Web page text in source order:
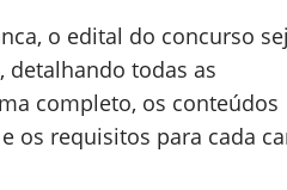
o edital do concurso
detalhando todas as
completo, os conteúdos
os requisitos para cada